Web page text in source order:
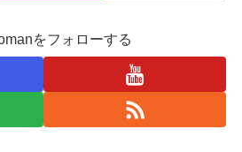
をフォローする